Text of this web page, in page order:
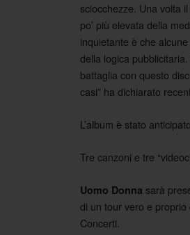
sciocchezze. Una volta
po’ più elevata della
inquietante è che
della logica
battaglia con questo
casi” ha dichiarato
L’album è stato
Tre canzoni e tre
Uomo Donna sarà
di un tour vero e proprio
Concerti.